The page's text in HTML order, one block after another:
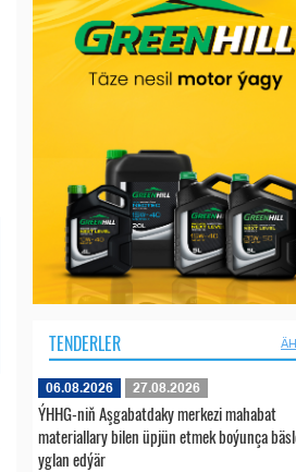
TENDERLER
06.08.2026 27.08.2026
ÝHHG-niň Aşgabatdaky merkezi mahabat
materiallary bilen üpjün etmek boýunça
yglan edýär